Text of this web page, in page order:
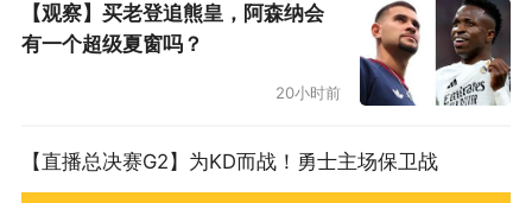
【观察】买老登追熊皇，阿森纳会
有一个超级夏窗吗？
20小时前
【直播总决赛G2】为KD而战！勇士主场保卫战